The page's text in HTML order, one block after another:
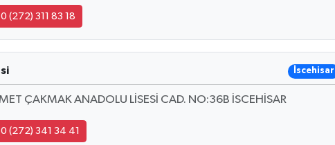
0 (272) 311 83 18
İscehisar
ÇAKMAK ANADOLU LİSESİ CAD. NO:36B İSCEHİSAR
0 (272) 341 34 41